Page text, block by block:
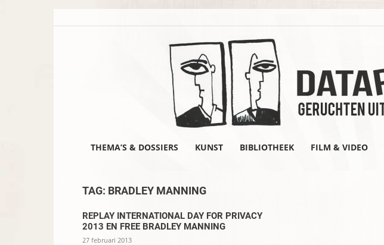
THEMA’S & DOSSIERS KUNST BIBLIOTHEEK FILM & VIDEO
TAG: BRADLEY MANNING
REPLAY INTERNATIONAL DAY FOR PRIVACY
2013 EN FREE BRADLEY MANNING
27 februari 2013